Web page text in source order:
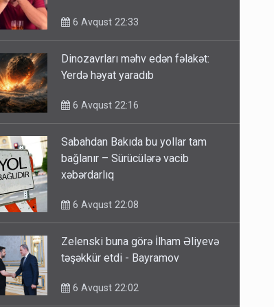
6 Avqust 22:33
Dinozavrları məhv edən fəlakət:
Yerdə həyat yaradıb
6 Avqust 22:16
Sabahdan Bakıda bu yollar tam
bağlanır – Sürücülərə vacib
xəbərdarlıq
6 Avqust 22:08
Zelenski buna görə İlham Əliyevə
təşəkkür etdi - Bayramov
6 Avqust 22:02